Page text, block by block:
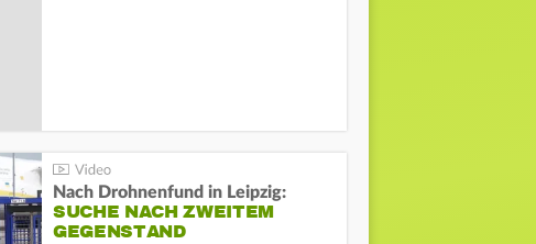
Nach Drohnenfund in Leipzig:
SUCHE NACH ZWEITEM
GEGENSTAND